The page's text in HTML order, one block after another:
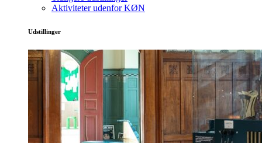
Aktiviteter udenfor KØN
Udstillinger